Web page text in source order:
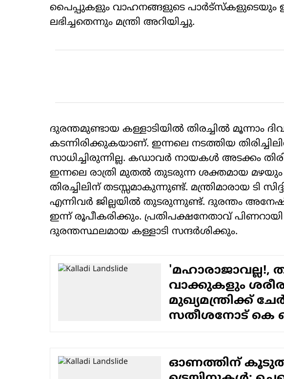
പൈപ്പുകളും വാഹനങ്ങളുടെ പാര്‍ട്‌സ്‌കളുടെയും
ലഭിച്ചതെന്നും മന്ത്രി അറിയിച്ചു.
ദുരന്തമുണ്ടായ കള്ളാടിയില്‍ തിരച്ചില്‍ മൂന്നാം
കടന്നിരിക്കുകയാണ്. ഇന്നലെ നടത്തിയ
സാധിച്ചിരുന്നില്ല. കഡാവര്‍ നായകള്‍ അടക്കം
ഇന്നലെ രാത്രി മുതല്‍ തുടരുന്ന ശക്തമായ
തിരച്ചിലിന് തടസ്സമാകുന്നുണ്ട്. മന്ത്രിമാരായ ടി
എന്നിവര്‍ ജില്ലയില്‍ തുടരുന്നുണ്ട്. ദുരന്തം
ഇന്ന് രൂപീകരിക്കും. പ്രതിപക്ഷനേതാവ്
ദുരന്തസ്ഥലമായ കള്ളാടി സന്ദര്‍ശിക്കും.
'മഹാരാജാവല്ല!,
വാക്കുകളും
മുഖ്യമന്ത്രിക്ക്
സതീശനോട് കെ
ഓണത്തിന്